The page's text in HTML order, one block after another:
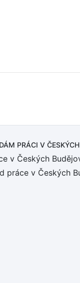
PRÁCI V
v Českých
práce v Českých